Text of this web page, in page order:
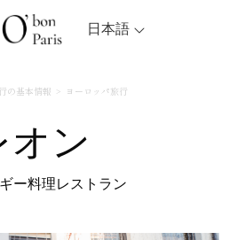
日本語
の基本情報 ヨーロッパ旅行
オン
ー料理レストラン